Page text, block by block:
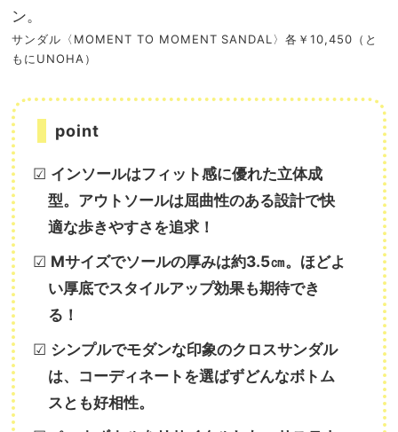
ン。
サンダル〈MOMENT TO MOMENT SANDAL〉各￥10,450（と
もにUNOHA）
point
☑︎ インソールはフィット感に優れた立体成
型。アウトソールは屈曲性のある設計で快
適な歩きやすさを追求！
☑︎ Mサイズでソールの厚みは約3.5㎝。ほどよ
い厚底でスタイルアップ効果も期待でき
る！
☑︎ シンプルでモダンな印象のクロスサンダル
は、コーディネートを選ばずどんなボトム
スとも好相性。